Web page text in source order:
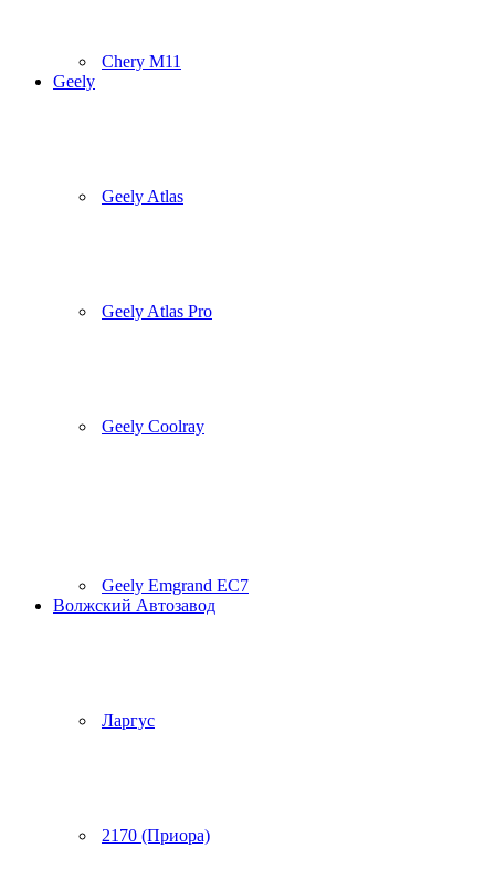
Chery M11
Geely
Geely Atlas
Geely Atlas Pro
Geely Coolray
Geely Emgrand EC7
Волжский Автозавод
Ларгус
2170 (Приора)